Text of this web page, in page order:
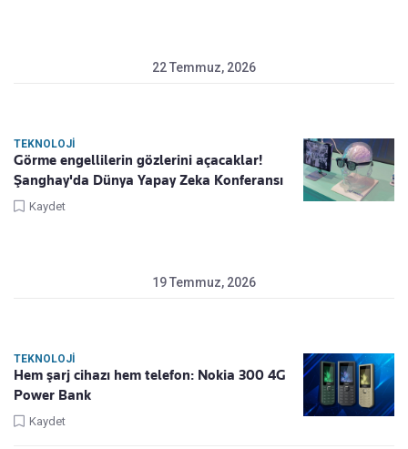
22 Temmuz, 2026
TEKNOLOJI
Görme engellilerin gözlerini açacaklar!
Şanghay'da Dünya Yapay Zeka Konferansı
Kaydet
19 Temmuz, 2026
TEKNOLOJI
Hem şarj cihazı hem telefon: Nokia 300 4G
Power Bank
Kaydet